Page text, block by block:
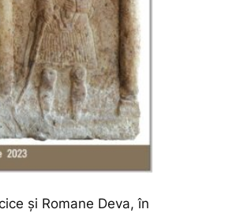
și Romane Deva, în